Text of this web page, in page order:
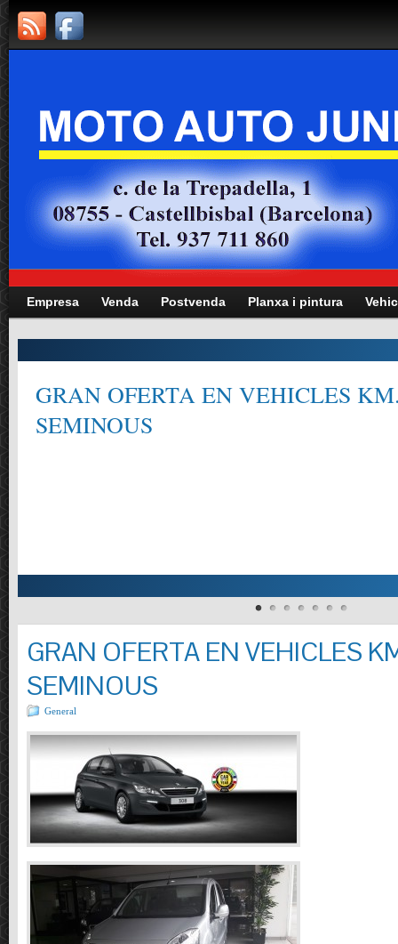
Empresa Venda Postvenda Planxa i pintura
GRAN OFERTA EN VEHICLES
SEMINOUS
GRAN OFERTA EN VEHICLES
SEMINOUS
General